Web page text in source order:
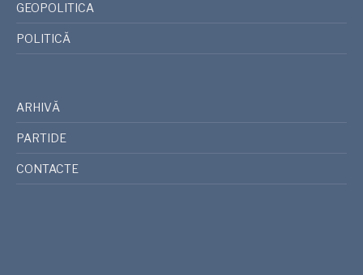
GEOPOLITICA
POLITICĂ
ARHIVĂ
PARTIDE
CONTACTE